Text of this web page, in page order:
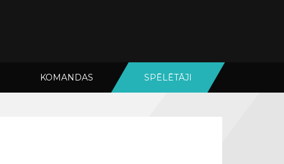
KOMANDAS SPĒLĒTĀJI